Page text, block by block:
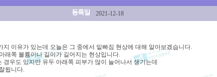
2021-12-18
이유가 있는데 오늘은 그 중에서 밑빠짐 현상에 대해 알아보겠습니다.
래쪽 볼륨이나 길이가 길어지는 현상입니다.
경우도 있지만 유두 아래쪽 피부가 많이 늘어나서 생기는데
됩니다.